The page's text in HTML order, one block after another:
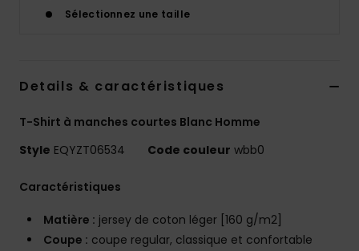
Sélectionnez une taille
Details & caractéristiques
T-Shirt à manches courtes Blanc Homme
Style EQYZT06534 Code couleur wbb0
Caractéristiques
Matière : jersey de coton léger [160 g/m2]
Coupe : coupe regular, classique et confortable